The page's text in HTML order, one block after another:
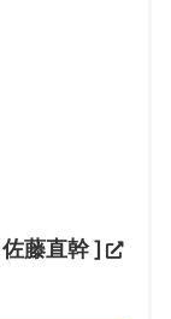
藤直幹 ]